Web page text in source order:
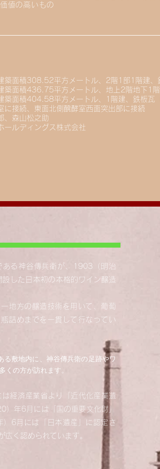
面積308.52平方メートル、2階1部1階建、
面積436.75平方メートル、地上2階地下1階
面積404.58平方メートル、1階建、鉄板瓦（
、東面北側醗酵室西面突出部に接続
森山松之助
ルディングス株式会社
値の高いもの
ある神谷傳兵衛が、1903（明治
した日本初の本格的ワイン醸造
地方の醸造技術を用いて、葡萄
詰めまでを一貫して行なってい
敷地内に、神谷傳兵衛の足跡やワ
くの方が訪れます。
経済産業省より「近代化産業遺
年6月には「国の重要文化財」
6月には「日本遺産」に認定さ
広く認められています。